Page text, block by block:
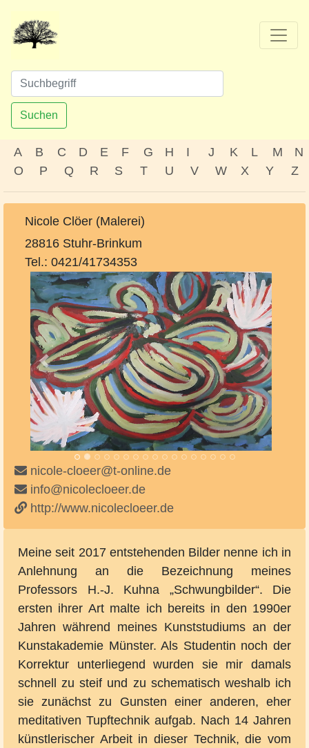
Suchen
A B C D E F G H I J K L M
N
O
P Q R S T U V W X Y Z
Nicole Clöer (Malerei)
28816 Stuhr-Brinkum
Tel.: 0421/41734353
Vorheriges
nicole-cloeer@t-online.de
info@nicolecloeer.de
http://www.nicolecloeer.de
Meine seit 2017 entstehenden Bilder nenne ich in
Anlehnung an die Bezeichnung meines
Professors H.-J. Kuhna „Schwungbilder“. Die
ersten ihrer Art malte ich bereits in den 1990er
Jahren während meines Kunststudiums an der
Kunstakademie Münster. Als Studentin noch der
Korrektur unterliegend wurden sie mir damals
schnell zu steif und zu schematisch weshalb ich
sie zunächst zu Gunsten einer anderen, eher
meditativen Tupftechnik aufgab. Nach 14 Jahren
künstlerischer Arbeit in dieser Technik, die vom